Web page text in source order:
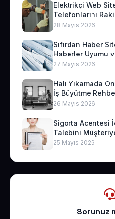
Elektrikçi Web
Telefonlarını
28 Mayıs 2026
Sıfırdan Haber
Haberler Uyumu
27 Mayıs 2026
Halı Yıkamada
İş Büyütme
26 Mayıs 2026
Sigorta Acentesi
Talebini
25 Mayıs 2026
Sorunuz